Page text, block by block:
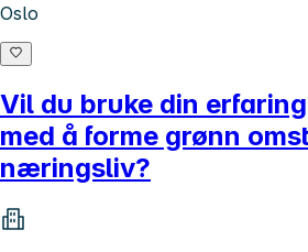
Oslo
Vil du bruke din
med å forme grønn
næringsliv?